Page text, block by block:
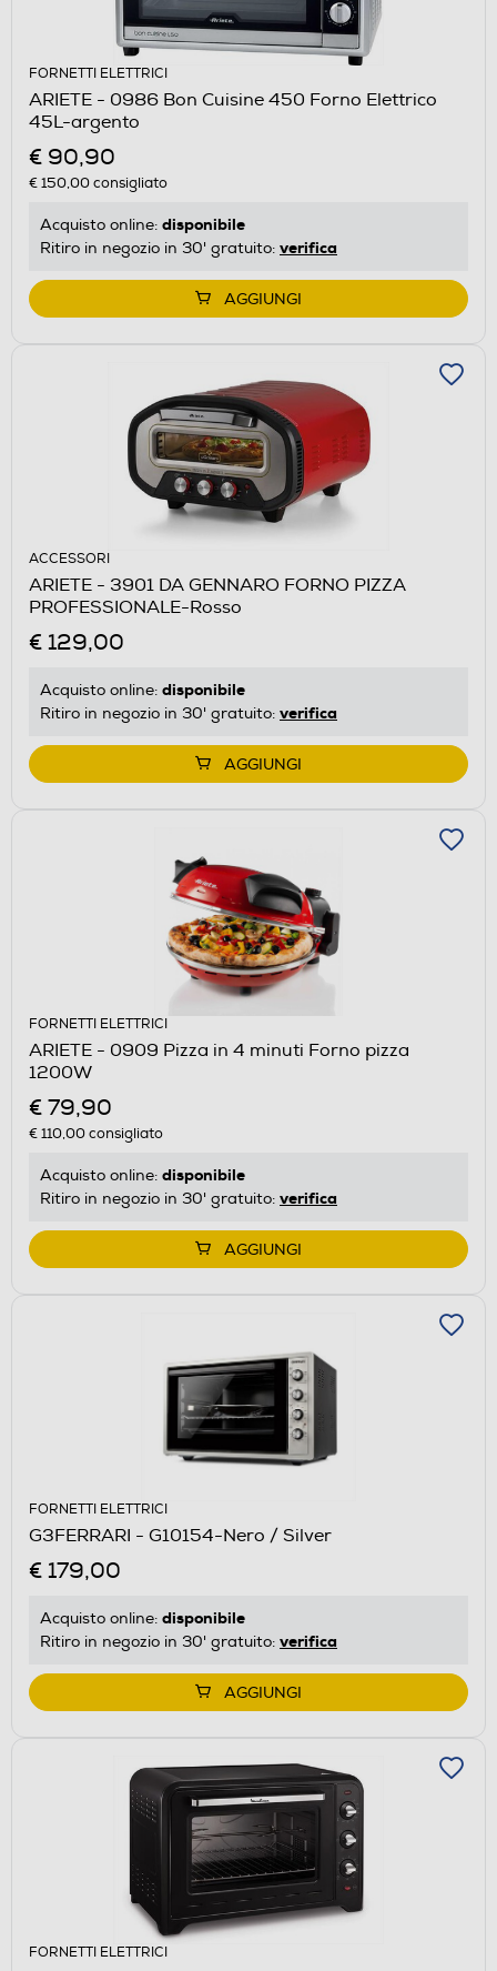
FORNETTI ELETTRICI
ARIETE - 0986 Bon Cuisine 450 Forno Elettrico
45L-argento
€ 90,90
€ 150,00consigliato
Acquisto online: disponibile
Ritiro in negozio in 30' gratuito: verifica
AGGIUNGI
ACCESSORI
ARIETE - 3901 DA GENNARO FORNO PIZZA
PROFESSIONALE-Rosso
€ 129,00
Acquisto online: disponibile
Ritiro in negozio in 30' gratuito: verifica
AGGIUNGI
FORNETTI ELETTRICI
ARIETE - 0909 Pizza in 4 minuti Forno pizza
1200W
€ 79,90
€ 110,00consigliato
Acquisto online: disponibile
Ritiro in negozio in 30' gratuito: verifica
AGGIUNGI
FORNETTI ELETTRICI
G3FERRARI - G10154-Nero / Silver
€ 179,00
Acquisto online: disponibile
Ritiro in negozio in 30' gratuito: verifica
AGGIUNGI
FORNETTI ELETTRICI